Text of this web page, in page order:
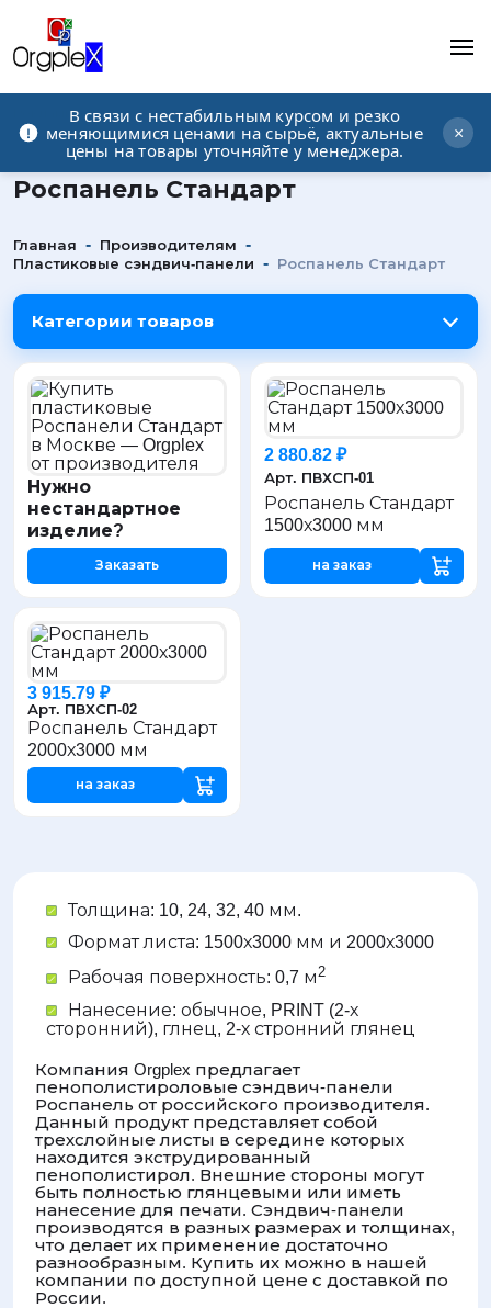
В связи с нестабильным курсом и резко
меняющимися ценами на сырьё, актуальные
цены на товары уточняйте у менеджера.
×
Рекламно-производственная компания
Роспанель Стандарт
Главная - Производителям -
Пластиковые сэндвич-панели - Роспанель Стандарт
Категории товаров
Нужно
нестандартное
изделие?
Заказать
2 880.82 ₽
Арт. ПВХСП-01
Роспанель Стандарт
1500х3000 мм
на заказ
3 915.79 ₽
Арт. ПВХСП-02
Роспанель Стандарт
2000х3000 мм
на заказ
Толщина: 10, 24, 32, 40 мм.
Формат листа: 1500х3000 мм и 2000х3000
Рабочая поверхность: 0,7 м2
Нанесение: обычное, PRINT (2-х
сторонний), глнец, 2-х стронний глянец
Компания Orgplex предлагает
пенополистироловые сэндвич-панели
Роспанель от российского производителя.
Данный продукт представляет собой
трехслойные листы в середине которых
находится экструдированный
пенополистирол. Внешние стороны могут
быть полностью глянцевыми или иметь
нанесение для печати. Сэндвич-панели
производятся в разных размерах и толщинах,
что делает их применение достаточно
разнообразным. Купить их можно в нашей
компании по доступной цене с доставкой по
России.